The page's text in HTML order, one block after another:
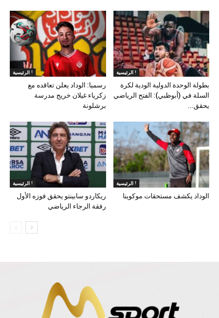
الرئيسية !
رسميا: الوداد يعلن تعاقده مع
زكرياء غيلان خريج مدرسة
برشلونة
الرئيسية !
بطولة الوحدة الدولية الودية لكرة
السلة في (أبوظبي): الفتح الرياضي
يحقق...
الرئيسية !
ريكاردو سابينتو يحقق فوزه الأول
رفقة الرجاء الرياضي
الرئيسية !
الوداد يكشف مستحقات موكوينا